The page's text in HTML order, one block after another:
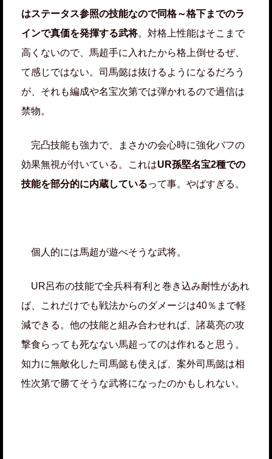
はステータス参照の技能なので同格～格下までのラ
インで真価を発揮する武将。対格上性能はそこまで
高くないので、馬超手に入れたから格上倒せるぜ、
て感じではない。司馬懿は抜けるようになるだろう
が、それも編成や名宝次第では弾かれるので過信は
禁物。
完凸技能も強力で、まさかの会心時に強化バフの
効果無視が付いている。これはUR孫堅名宝2種での
技能を部分的に内蔵しているって事。やばすぎる。
個人的には馬超が遊べそうな武将。
UR呂布の技能で全兵科有利と巻き込み耐性があれ
ば、これだけでも戦法からのダメージは40％まで軽
減できる。他の技能と組み合わせれば、諸葛亮の攻
撃食らっても死なない馬超ってのは作れると思う。
知力に無敵化した司馬懿も使えば、案外司馬懿は相
性次第で勝てそうな武将になったのかもしれない。